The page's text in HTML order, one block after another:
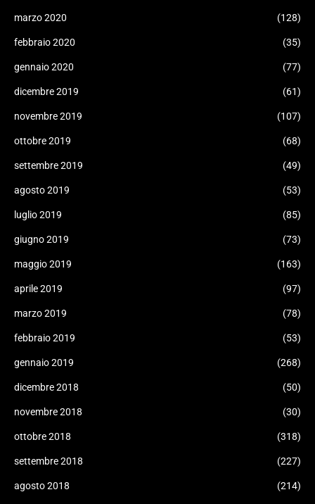
marzo 2020 (128)
febbraio 2020 (35)
gennaio 2020 (77)
dicembre 2019 (61)
novembre 2019 (107)
ottobre 2019 (68)
settembre 2019 (49)
agosto 2019 (53)
luglio 2019 (85)
giugno 2019 (73)
maggio 2019 (163)
aprile 2019 (97)
marzo 2019 (78)
febbraio 2019 (53)
gennaio 2019 (268)
dicembre 2018 (50)
novembre 2018 (30)
ottobre 2018 (318)
settembre 2018 (227)
agosto 2018 (214)